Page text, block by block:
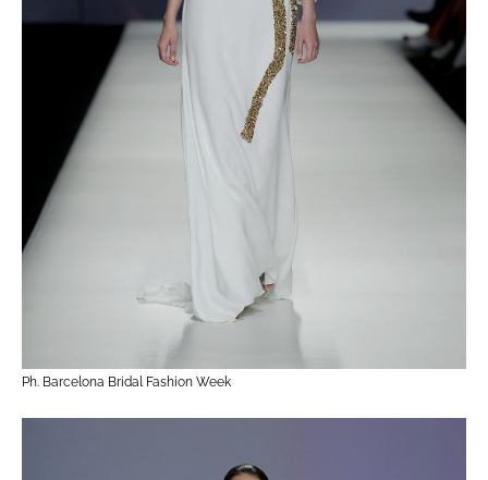
Ph. Barcelona Bridal Fashion Week